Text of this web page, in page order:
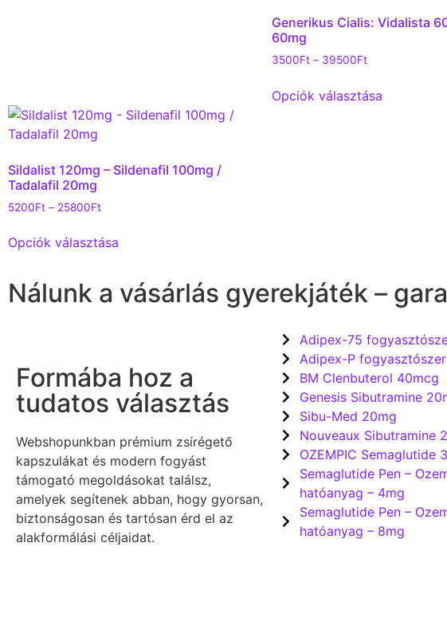
Generikus Cialis: Vidalista
60mg
3500Ft – 39500Ft
Opciók választása
Sildalist 120mg – Sildenafil 100mg /
Tadalafil 20mg
5200Ft – 25800Ft
Opciók választása
Nálunk a vásárlás gyerekjáték –
Formába hoz a
tudatos választás
Webshopunkban prémium zsírégető
kapszulákat és modern fogyást
támogató megoldásokat találsz,
amelyek segítenek abban, hogy gyorsan,
biztonságosan és tartósan érd el az
alakformálási céljaidat.
Adipex-75
Adipex-P fogyasztószer
BM Clenbuterol 40mcg
Genesis Sibutramine
Sibu-Med 20mg
Nouveaux Sibutramine
OZEMPIC Semaglutide
Semaglutide Pen –
hatóanyag – 4mg
Semaglutide Pen –
hatóanyag – 8mg